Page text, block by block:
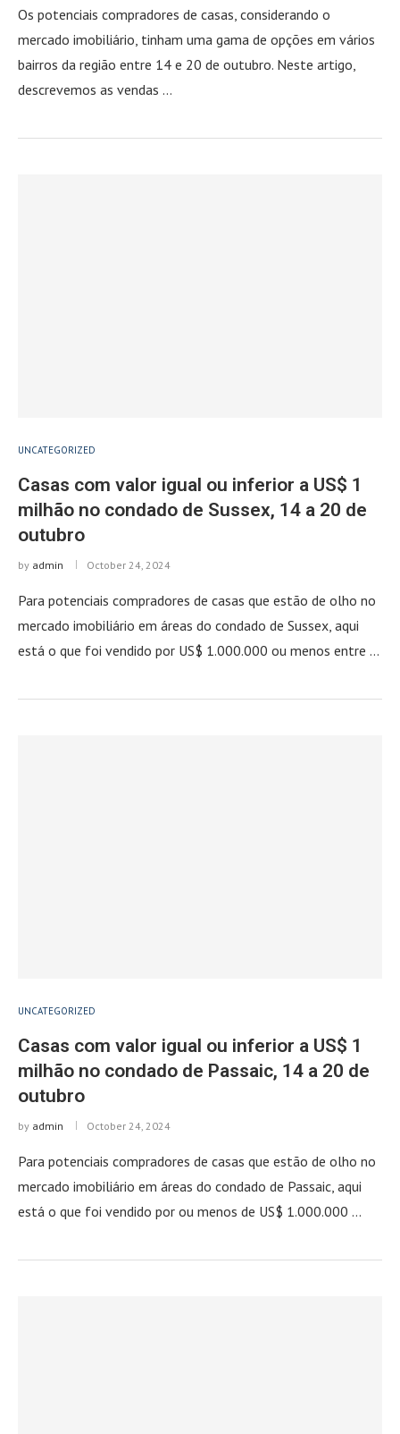
Os potenciais compradores de casas, considerando o
mercado imobiliário, tinham uma gama de opções em vários
bairros da região entre 14 e 20 de outubro. Neste artigo,
descrevemos as vendas …
UNCATEGORIZED
Casas com valor igual ou inferior a US$ 1
milhão no condado de Sussex, 14 a 20 de
outubro
by admin October 24, 2024
Para potenciais compradores de casas que estão de olho no
mercado imobiliário em áreas do condado de Sussex, aqui
está o que foi vendido por US$ 1.000.000 ou menos entre …
UNCATEGORIZED
Casas com valor igual ou inferior a US$ 1
milhão no condado de Passaic, 14 a 20 de
outubro
by admin October 24, 2024
Para potenciais compradores de casas que estão de olho no
mercado imobiliário em áreas do condado de Passaic, aqui
está o que foi vendido por ou menos de US$ 1.000.000 …